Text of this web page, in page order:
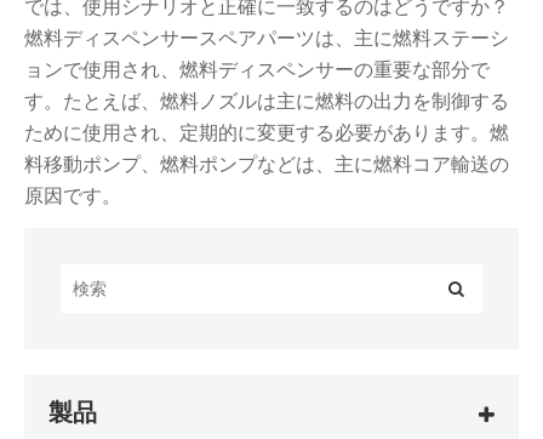
では、使用シナリオと正確に一致するのはどうですか？
燃料ディスペンサースペアパーツは、主に燃料ステーシ
ョンで使用され、燃料ディスペンサーの重要な部分で
す。たとえば、燃料ノズルは主に燃料の出力を制御する
ために使用され、定期的に変更する必要があります。燃
料移動ポンプ、燃料ポンプなどは、主に燃料コア輸送の
原因です。
製品